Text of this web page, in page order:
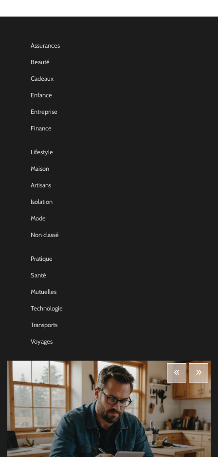
Assurances
Beauté
Cadeaux
Enfance
Entreprise
Finance
Lifestyle
Maison
Artisans
Isolation
Mode
Non classé
Pratique
Santé
Mutuelles
Technologie
Transports
Voyages